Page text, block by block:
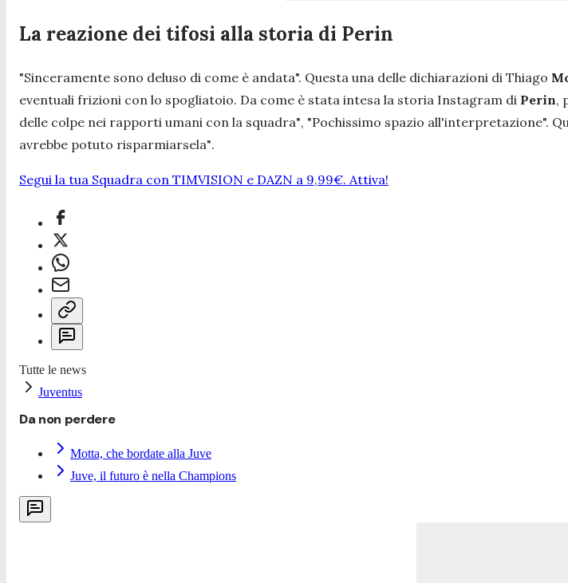
La reazione dei tifosi alla storia di Perin
"Sinceramente sono deluso di come è andata". Questa una delle dichiarazioni di Thiago
eventuali frizioni con lo spogliatoio. Da come è stata intesa la storia Instagram di Perin,
delle colpe nei rapporti umani con la squadra", "Pochissimo spazio all'interpretazione".
avrebbe potuto risparmiarsela".
Segui la tua Squadra con TIMVISION e DAZN a 9,99€. Attiva!
Tutte le news
Juventus
Da non perdere
Motta, che bordate alla Juve
Juve, il futuro è nella Champions